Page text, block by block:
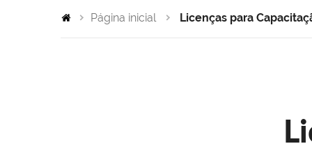
Página inicial Licenças para